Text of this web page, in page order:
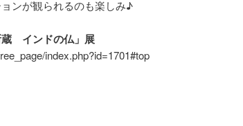
ンが観られるのも楽しみ♪
蔵 インドの仏」展
index.php?id=1701#top